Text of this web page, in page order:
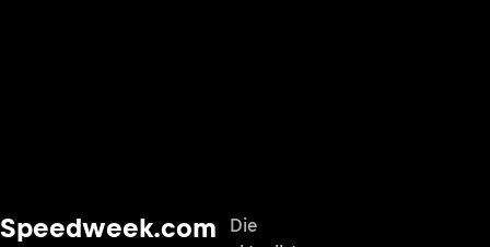
Speedweek.com
Die